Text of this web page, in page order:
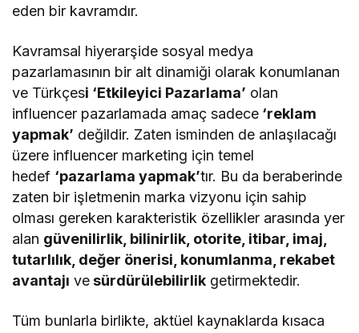
eden bir kavramdır.
Kavramsal hiyerarşide sosyal medya
pazarlamasının bir alt dinamiği olarak konumlanan
ve Türkçesi ‘Etkileyici Pazarlama’ olan
influencer pazarlamada amaç sadece ‘reklam
yapmak’ değildir. Zaten isminden de anlaşılacağı
üzere influencer marketing için temel
hedef ‘pazarlama yapmak’tır. Bu da beraberinde
zaten bir işletmenin marka vizyonu için sahip
olması gereken karakteristik özellikler arasında yer
alan güvenilirlik, bilinirlik, otorite, itibar, imaj,
tutarlılık, değer önerisi, konumlanma, rekabet
avantajı vesürdürülebilirlik getirmektedir.
Tüm bunlarla birlikte, aktüel kaynaklarda kısaca